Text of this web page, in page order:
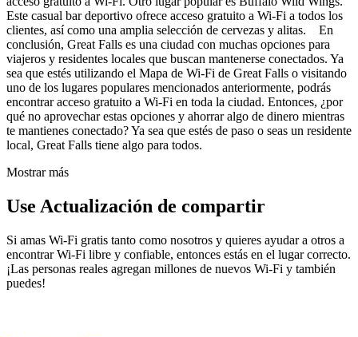
Este casual bar deportivo ofrece acceso gratuito a Wi-Fi a todos los
clientes, así como una amplia selección de cervezas y alitas. En
conclusión, Great Falls es una ciudad con muchas opciones para
viajeros y residentes locales que buscan mantenerse conectados. Ya
sea que estés utilizando el Mapa de Wi-Fi de Great Falls o visitando
uno de los lugares populares mencionados anteriormente, podrás
encontrar acceso gratuito a Wi-Fi en toda la ciudad. Entonces, ¿por
qué no aprovechar estas opciones y ahorrar algo de dinero mientras
te mantienes conectado? Ya sea que estés de paso o seas un residente
local, Great Falls tiene algo para todos.
Mostrar más
Use Actualización de compartir
Si amas Wi-Fi gratis tanto como nosotros y quieres ayudar a otros a
encontrar Wi-Fi libre y confiable, entonces estás en el lugar correcto.
¡Las personas reales agregan millones de nuevos Wi-Fi y también
puedes!